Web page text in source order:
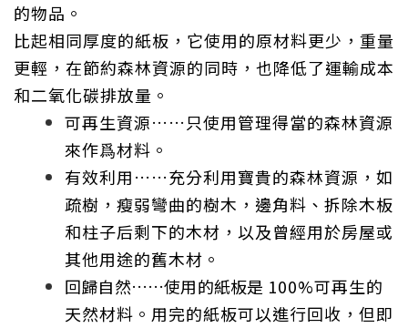
的物品。
比起相同厚度的紙板，它使用的原材料更少，重量
更輕，在節約森林資源的同時，也降低了運輸成本
和二氧化碳排放量。
可再生資源……只使用管理得當的森林資源
來作爲材料。
有效利用……充分利用寶貴的森林資源，如
疏樹，瘦弱彎曲的樹木，邊角料、拆除木板
和柱子后剩下的木材，以及曾經用於房屋或
其他用途的舊木材。
回歸自然……使用的紙板是 100%可再生的
天然材料。用完的紙板可以進行回收，但即